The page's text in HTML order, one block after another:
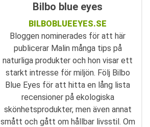
Bilbo blue eyes
BILBOBLUEEYES.SE
Bloggen nominerades för att här
publicerar Malin många tips på
naturliga produkter och hon visar ett
starkt intresse för miljön. Följ Bilbo
Blue Eyes för att hitta en lång lista
recensioner på ekologiska
skönhetsprodukter, men även annat
smått och gått om hållbar livsstil. Om